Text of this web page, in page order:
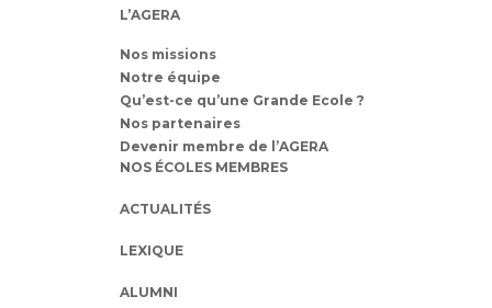
L’AGERA
Nos missions
Notre équipe
Qu’est-ce qu’une Grande Ecole ?
Nos partenaires
Devenir membre de l’AGERA
NOS ÉCOLES MEMBRES
ACTUALITÉS
LEXIQUE
ALUMNI